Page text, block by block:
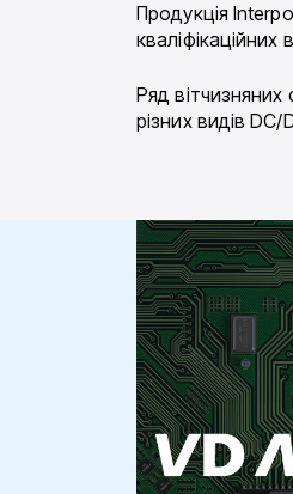
Продукція
Ряд вітчизняних
різних видів